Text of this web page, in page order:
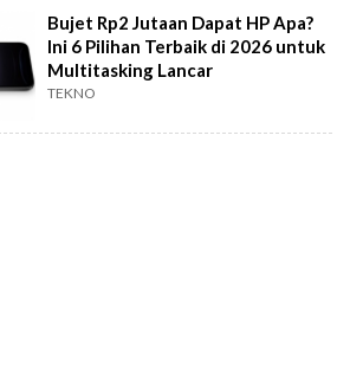
Bujet Rp2 Jutaan Dapat HP Apa?
Ini 6 Pilihan Terbaik di 2026 untuk
Multitasking Lancar
TEKNO